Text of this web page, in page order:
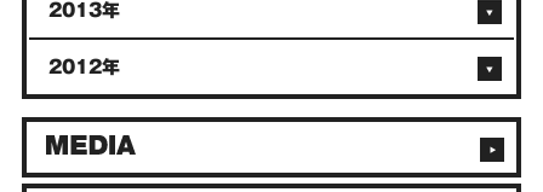
2013年
2012年